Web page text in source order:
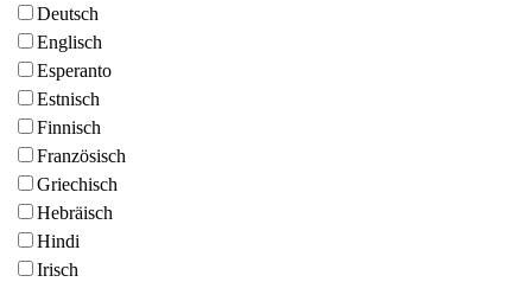
Deutsch
Englisch
Esperanto
Estnisch
Finnisch
Französisch
Griechisch
Hebräisch
Hindi
Irisch